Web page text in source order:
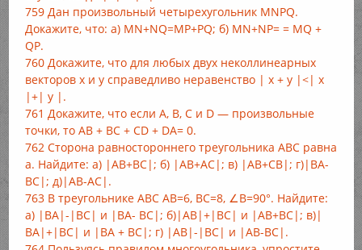
759 Дан произвольный четырехугольник MNPQ.
Докажите, что: a) MN+NQ=MP+PQ; б) MN+NP= = MQ +
QP.
760 Докажите, что для любых двух неколлинеарных
векторов х и у справедливо неравенство | х + у |<| х
|+| у |.
761 Докажите, что если А, В, С и D — произвольные
точки, то AB + BC + CD + DA= 0.
762 Сторона равностороннего треугольника ABC равна
а. Найдите: а) |AB+BC|; б) |АВ+АС|; в) |AB+CB|; г)|BA-
BC|; д)|АВ-АС|.
763 В треугольнике АВС АВ=6, ВС=8, ∠B=90°. Найдите:
а) |ВА|-|ВС| и |ВА- ВС|; б)|АВ|+|ВС| и |AB+ВС|; в)|
ВА|+|ВС| и |ВА + ВС|; г) |АВ|-|ВС| и |АВ-ВС|.